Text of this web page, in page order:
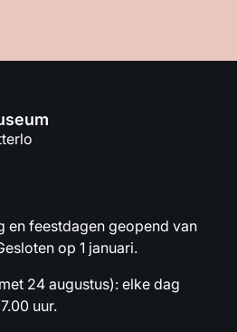
en feestdagen geopend van
op 1 januari.
24 augustus): elke dag
uur.